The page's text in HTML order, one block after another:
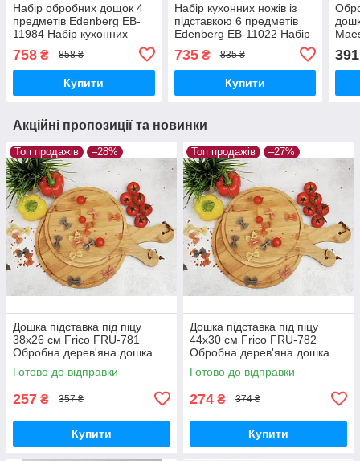
Набір обробних дощок 4
предметів Edenberg EB-
11984 Набір кухонних
758 ₴ 858 ₴
Купити
Набір кухонних ножів із
підставкою 6 предметів
Edenberg EB-11022 Набір
ножів із неіржавкої сталі
на підставці
735₴ 835 ₴
Купити
391
Акційні пропозиції та новинки
Топ продажів –28%
Дошка підставка під піцу
38х26 см Frico FRU-781
Обробна дерев'яна дошка
Бамбук
Готово до відправки
257 ₴ 357 ₴
Купити
Топ продажів –27%
Дошка підставка під піцу
44х30 см Frico FRU-782
Обробна дерев'яна дошка
Бамбук
Готово до відправки
274 ₴ 374 ₴
Купити